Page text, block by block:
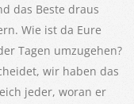
das Beste draus
Wie ist da Eure
Tagen umzugehen?
wir haben das
jeder, woran er